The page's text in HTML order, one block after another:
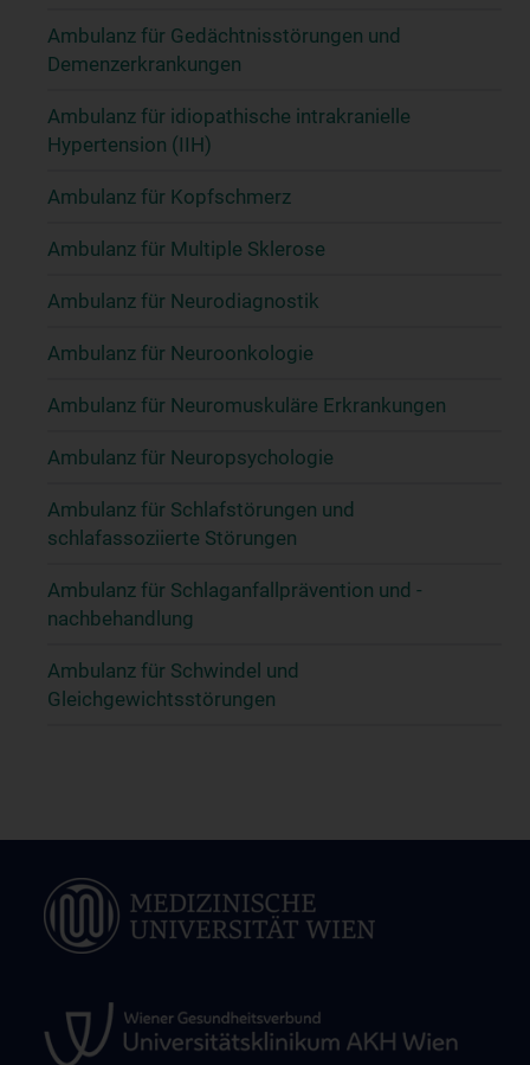
Ambulanz für Gedächtnisstörungen und
Demenzerkrankungen
Ambulanz für idiopathische intrakranielle
Hypertension (IIH)
Ambulanz für Kopfschmerz
Ambulanz für Multiple Sklerose
Ambulanz für Neurodiagnostik
Ambulanz für Neuroonkologie
Ambulanz für Neuromuskuläre Erkrankungen
Ambulanz für Neuropsychologie
Ambulanz für Schlafstörungen und
schlafassoziierte Störungen
Ambulanz für Schlaganfallprävention und -
nachbehandlung
Ambulanz für Schwindel und
Gleichgewichtsstörungen